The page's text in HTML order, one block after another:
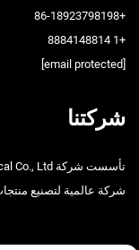
+86-18923798198
+1 8884148814
شركتنا
شركة عالمية لتصنيع